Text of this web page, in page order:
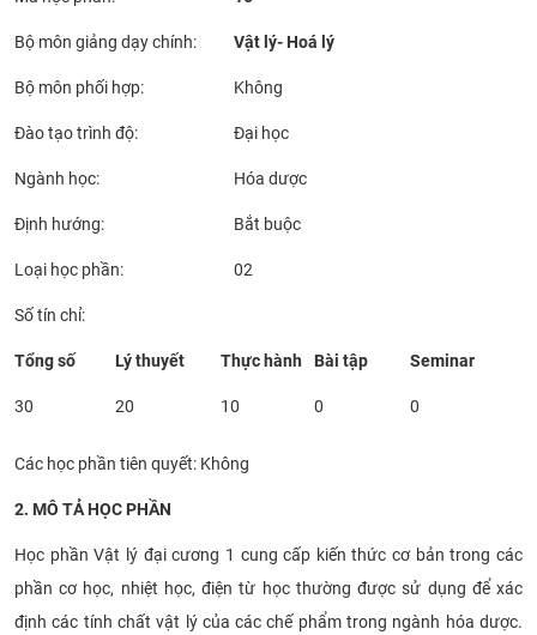
HTQT
CỰU NGƯỜI HỌC
Bộ môn giảng dạy chính:
Bộ môn phối hợp:
Đào tạo trình độ:
Ngành học:
Định hướng:
Loại học phần:
Số tín chỉ:
Vật lý- Hoá lý
Không
Đại học
Hóa dược
Bắt buộc
02
Tổng số Lý thuyết Thực hành Bài tập Seminar
30 20 10 0 0
Các học phần tiên quyết: Không
2. MÔ TẢ HỌC PHẦN
Học phần Vật lý đại cương 1 cung cấp kiến thức cơ bản trong các
phần cơ học, nhiệt học, điện từ học thường được sử dụng để xác
định các tính chất vật lý của các chế phẩm trong ngành hóadược.